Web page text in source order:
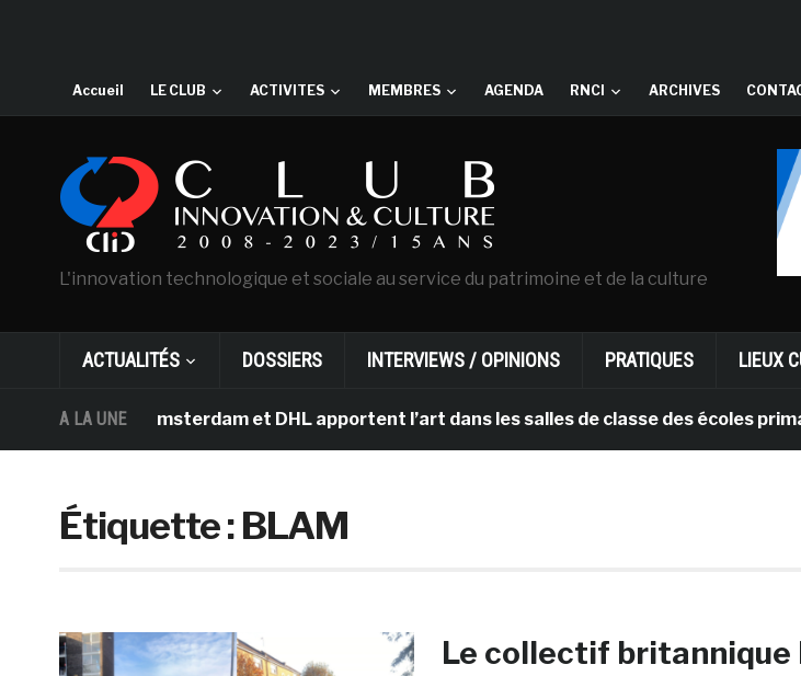
Accueil LE CLUB ACTIVITES MEMBRES AGENDA RNCI ARCHIVES
L'innovation technologique et sociale au service du patrimoine et de la culture
ACTUALITÉS DOSSIERS INTERVIEWS / OPINIONS PRATIQUES LIEUX
A LA UNE
Gogh d’Amsterdam et DHL apportent l’art dans les salles de classe des écoles primaires
Étiquette :BLAM
Le collectif britannique